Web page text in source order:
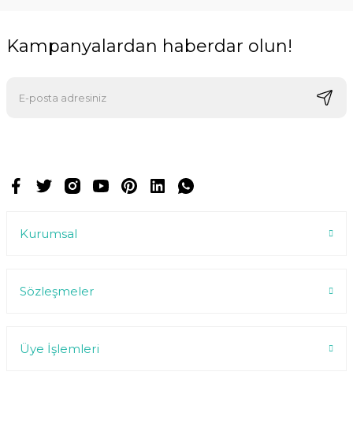
Kampanyalardan haberdar olun!
Kurumsal
Sözleşmeler
Üye İşlemleri